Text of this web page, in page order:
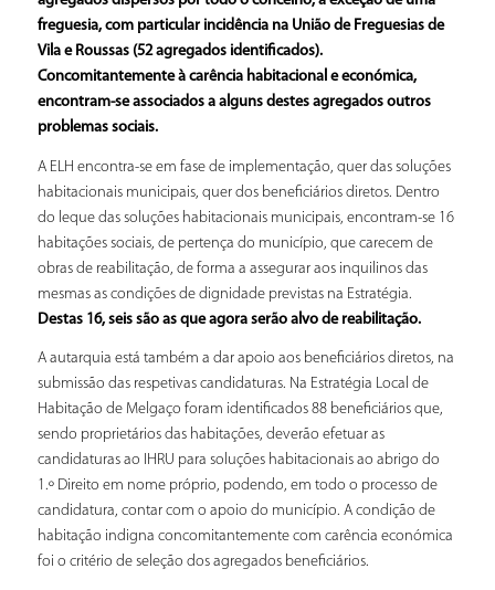
freguesia, com particular incidência na União de Freguesias de
Vila e Roussas (52 agregados identificados).
Concomitantemente à carência habitacional e económica,
encontram-se associados a alguns destes agregados outros
problemas sociais.
A ELH encontra-se em fase de implementação, quer das soluções
habitacionais municipais, quer dos beneficiários diretos. Dentro
do leque das soluções habitacionais municipais, encontram-se 16
habitações sociais, de pertença do município, que carecem de
obras de reabilitação, de forma a assegurar aos inquilinos das
mesmas as condições de dignidade previstas na Estratégia.
Destas 16, seis são as que agora serão alvo de reabilitação.
A autarquia está também a dar apoio aos beneficiários diretos, na
submissão das respetivas candidaturas. Na Estratégia Local de
Habitação de Melgaço foram identificados 88 beneficiários que,
sendo proprietários das habitações, deverão efetuar as
candidaturas ao IHRU para soluções habitacionais ao abrigo do
1.º Direito em nome próprio, podendo, em todo o processo de
candidatura, contar com o apoio do município. A condição de
habitação indigna concomitantemente com carência económica
foi o critério de seleção dos agregados beneficiários.